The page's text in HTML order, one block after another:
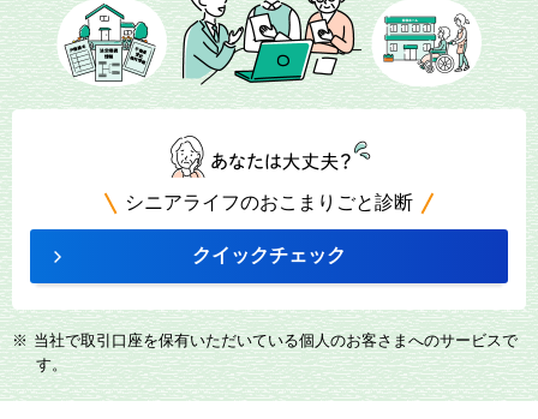
シニアライフのおこまりごと診断
クイックチェック
※ 当社で取引口座を保有いただいている個人のお客さまへのサービスで
す。